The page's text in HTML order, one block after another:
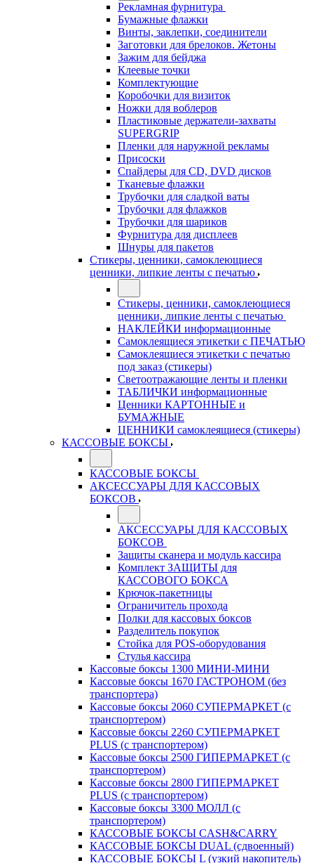
Рекламная фурнитура
Бумажные флажки
Винты, заклепки, соединители
Заготовки для брелоков. Жетоны
Зажим для бейджа
Клеевые точки
Комплектующие
Коробочки для визиток
Ножки для воблеров
Пластиковые держатели-захваты
SUPERGRIP
Пленки для наружной рекламы
Присоски
Спайдеры для CD, DVD дисков
Тканевые флажки
Трубочки для сладкой ваты
Трубочки для флажков
Трубочки для шариков
Фурнитура для дисплеев
Шнуры для пакетов
Стикеры, ценники, самоклеющиеся
ценники, липкие ленты с печатью
Стикеры, ценники, самоклеющиеся
ценники, липкие ленты с печатью
НАКЛЕЙКИ информационные
Самоклеящиеся этикетки с ПЕЧАТЬЮ
Самоклеящиеся этикетки с печатью
под заказ (стикеры)
Светоотражающие ленты и пленки
ТАБЛИЧКИ информационные
Ценники КАРТОННЫЕ и
БУМАЖНЫЕ
ЦЕННИКИ самоклеящиеся (стикеры)
КАССОВЫЕ БОКСЫ
КАССОВЫЕ БОКСЫ
АКСЕССУАРЫ ДЛЯ КАССОВЫХ
БОКСОВ
АКСЕССУАРЫ ДЛЯ КАССОВЫХ
БОКСОВ
Защиты сканера и модуль кассира
Комплект ЗАЩИТЫ для
КАССОВОГО БОКСА
Крючок-пакетницы
Ограничитель прохода
Полки для кассовых боксов
Разделитель покупок
Стойка для POS-оборудования
Стулья кассира
Кассовые боксы 1300 МИНИ-МИНИ
Кассовые боксы 1670 ГАСТРОНОМ (без
транспортера)
Кассовые боксы 2060 СУПЕРМАРКЕТ (с
транспортером)
Кассовые боксы 2260 СУПЕРМАРКЕТ
PLUS (с транспортером)
Кассовые боксы 2500 ГИПЕРМАРКЕТ (с
транспортером)
Кассовые боксы 2800 ГИПЕРМАРКЕТ
PLUS (с транспортером)
Кассовые боксы 3300 МОЛЛ (с
транспортером)
КАССОВЫЕ БОКСЫ CASH&CARRY
КАССОВЫЕ БОКСЫ DUAL (сдвоенный)
КАССОВЫЕ БОКСЫ L (узкий накопитель)